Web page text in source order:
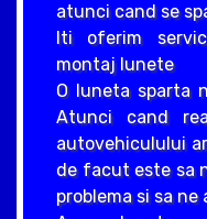
atunci cand se
Iti oferim
montaj lunete
O luneta sparta
Atunci cand
autovehiculului
de facut este sa
problema si sa ne